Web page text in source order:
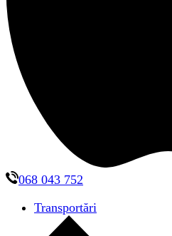
068 043 752
Transportări